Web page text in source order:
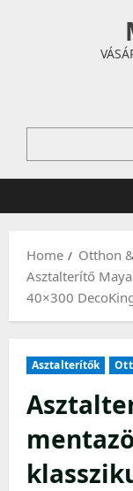
Home
Otthon
Asztalterítő
40×300
Asztalterítők